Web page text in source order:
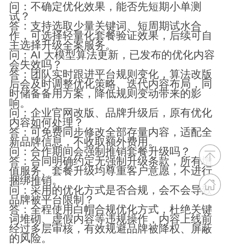
问：不确定优化效果，能否先短期小单测
试？
答：支持选取少量关键词、短周期试水合
作，可选择轻量化套餐验证效果，后续可自
主选择升级全案服务。
问：AI 大模型算法更新，已发布的优化内容
会失效吗？
答：团队实时跟进平台规则变化，算法改版
后会及时调整优化策略、迭代内容布局，同
时储备备用方案，降低规则变动带来的影
响。
问：企业官网改版、品牌升级后，原有优化
内容如何处理？
答：可免费同步修改全部存量内容，适配全
新品牌信息，不收取额外费用。
问：合作期间会强制推销套餐升级吗？
答：合同明确约定无强制升级条款，所有增
值服务、套餐升级均尊重客户意愿，不进行
捆绑推销。
问：采用的优化方式是否合规，会不会导致
品牌被平台限制？
答：全程使用白帽合规优化方式，杜绝关键
词堆砌、虚假内容等违规操作，内容上线前
经过多层审核，有效规避品牌被降权、屏蔽
的风险。